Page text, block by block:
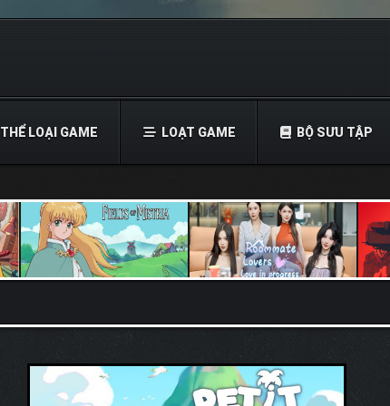
THỂ LOẠI GAME LOẠT GAME BỘ SƯU TẬP